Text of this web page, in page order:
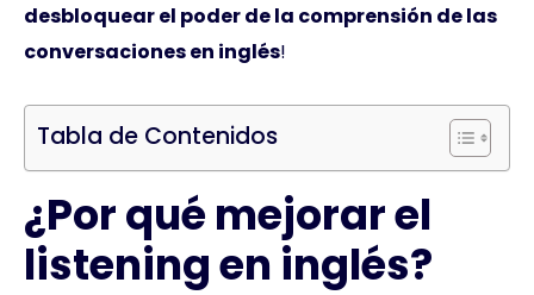
desbloquear el poder de la comprensión de las
conversaciones en inglés!
Tabla de Contenidos
¿Por qué mejorar el
listening en inglés?